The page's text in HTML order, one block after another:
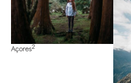
Açores2